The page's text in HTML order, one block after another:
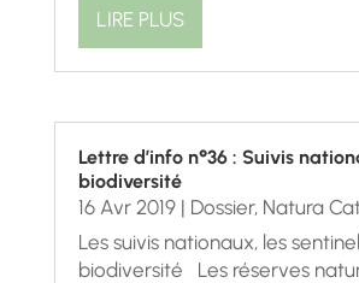
LIRE PLUS
Lettre d’info n°36 : Suivis
biodiversité
16 Avr 2019| Dossier, Natura
Les suivis nationaux, les
biodiversité Les réserves